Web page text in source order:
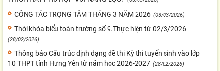
CÔNG TÁC TRỌNG TÂM THÁNG 3 NĂM 2026 (03/03/2026)
Thời khóa biểu toàn trường số 9.Thực hiện từ 02/3/2026
(28/02/2026)
Thông báo Cấu trúc định dạng đề thi Kỳ thi tuyển sinh vào lớp
10 THPT tỉnh Hưng Yên từ năm học 2026-2027 (28/02/2026)